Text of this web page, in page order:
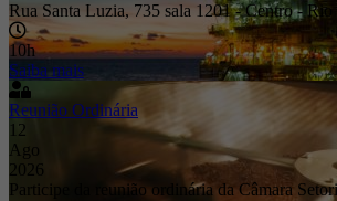
Rua Santa Luzia, 735 sala 1201 - Centro - Rio
10h
Saiba mais
Reunião Ordinária
12
Ago
2026
Participe da reunião ordinária da Câmara